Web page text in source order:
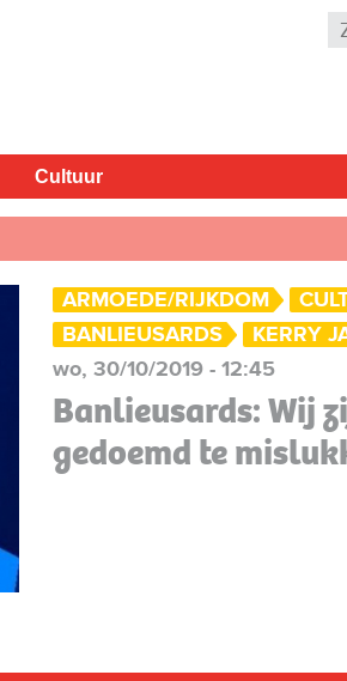
Cultuur
ARMOEDE/RIJKDOM
BANLIEUSARDS
KERRY
wo, 30/10/2019 - 12:45
Banlieusards: Wij
gedoemd te